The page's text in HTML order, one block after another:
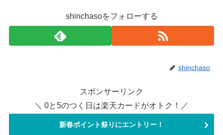
shinchasoをフォローする
shinchaso
スポンサーリンク
＼ 0と5のつく日は楽天カードがオトク！／
新春ポイント祭りにエントリー！